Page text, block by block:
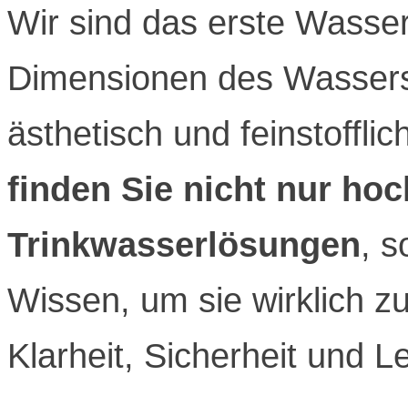
Wir sind das erste
Dimensionen des
ästhetisch und
finden Sie nicht nur
Trinkwasserlösungen,
Wissen, um sie wirklich
Klarheit, Sicherheit und